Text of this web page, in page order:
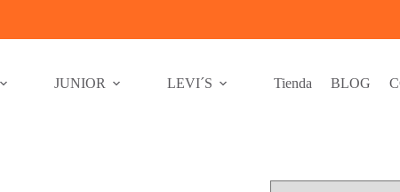
JUNIOR LEVI´S Tienda BLOG